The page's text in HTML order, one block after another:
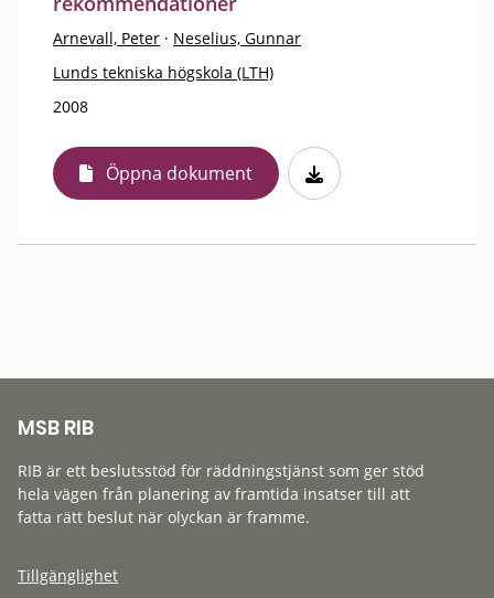
Arnevall, Peter · Neselius, Gunnar
Lunds tekniska högskola (LTH)
2008
Öppna dokument
MSB RIB
RIB är ett beslutsstöd för räddningstjänst som ger stöd
hela vägen från planering av framtida insatser till att
fatta rätt beslut när olyckan är framme.
Tillgänglighet